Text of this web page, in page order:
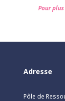
Pour
Adresse
Pôle de